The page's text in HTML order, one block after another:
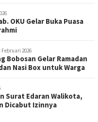
OKU Gelar Buka Puasa
Februari 2026
Bobosan Gelar Ramadan
Nasi Box untuk Warga
Surat Edaran Walikota,
Dicabut Izinnya